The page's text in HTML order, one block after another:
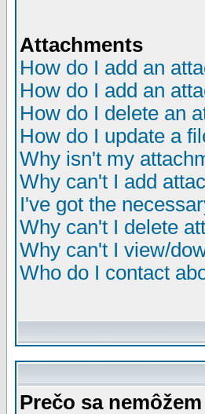
Attachments
How do I add an
How do I add an
How do I delete an
How do I update a
Why isn't my
Why can't I add
I've got the
Why can't I delete
Why can't I view/
Who do I contact
Prečo sa